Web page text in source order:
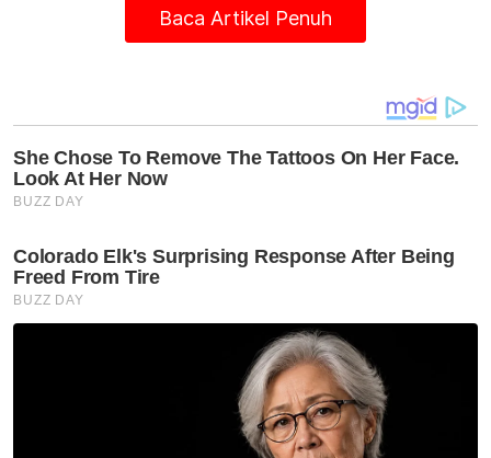
Loqman mengakui bahagia malah mereka
juga dikurniakan tiga orang cahaya mata
"Nasihat saya kepada lelaki yang ingin
berpoligami bercakap benar, insya-ALLAH
akan kekal hingga ke Jannah," katanya ketika
dihubungi di sini, pada Khamis.
Baca Artikel Penuh